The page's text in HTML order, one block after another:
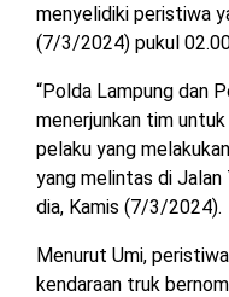
TULANG
BAWANG
WAYKANAN
DPRD
MESUJI
DPRD
PESISIR
BARAT
DPRD
BAWANG
menyelidiki peristiwa
(7/3/2024) pukul
“Polda Lampung dan
menerjunkan tim
pelaku yang
yang melintas di Jalan
dia, Kamis (7/3/2024).
Menurut Umi,
kendaraan truk